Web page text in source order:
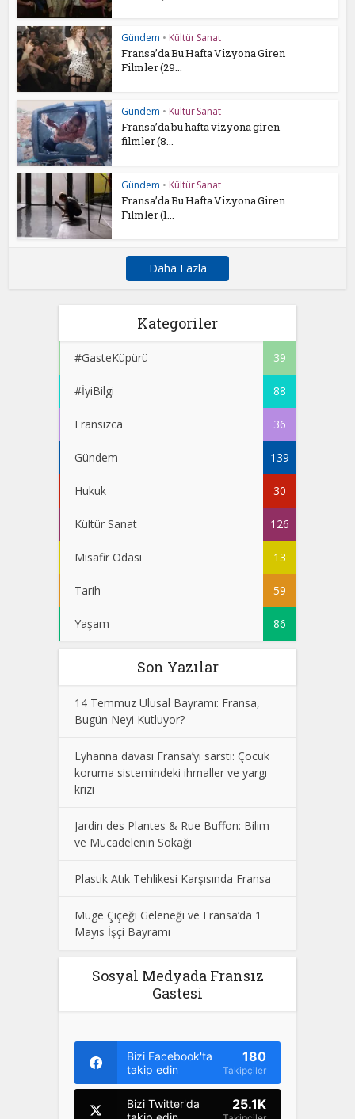
Gündem • Kültür Sanat
Fransa’da Bu Hafta Vizyona Giren
Filmler (29...
Gündem • Kültür Sanat
Fransa’da bu hafta vizyona giren
filmler (8...
Gündem • Kültür Sanat
Fransa’da Bu Hafta Vizyona Giren
Filmler (1...
Daha Fazla
Kategoriler
#GasteKüpürü 39
#İyiBilgi 88
Fransızca 36
Gündem 139
Hukuk 30
Kültür Sanat 126
Misafir Odası 13
Tarih 59
Yaşam 86
Son Yazılar
14 Temmuz Ulusal Bayramı: Fransa,
Bugün Neyi Kutluyor?
Lyhanna davası Fransa’yı sarstı: Çocuk
koruma sistemindeki ihmaller ve yargı
krizi
Jardin des Plantes & Rue Buffon: Bilim
ve Mücadelenin Sokağı
Plastik Atık Tehlikesi Karşısında Fransa
Müge Çiçeği Geleneği ve Fransa’da 1
Mayıs İşçi Bayramı
Sosyal Medyada Fransız
Gastesi
Bizi Facebook'ta
takip edin
180
Takipçiler
Bizi Twitter'da
25.1K